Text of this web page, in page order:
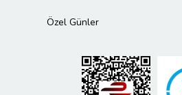
Özel Günler